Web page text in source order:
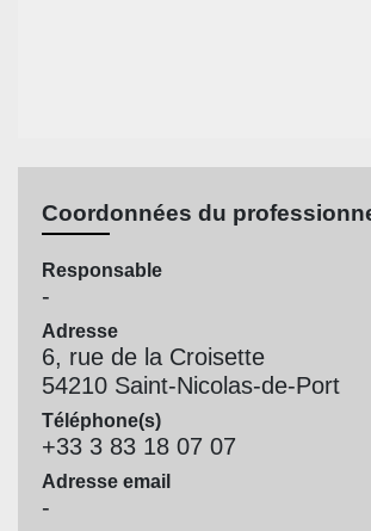
Coordonnées du
Responsable
-
Adresse
6, rue de la Croisette
54210 Saint-Nicolas-de-Port
Téléphone(s)
+33 3 83 18 07 07
Adresse email
-